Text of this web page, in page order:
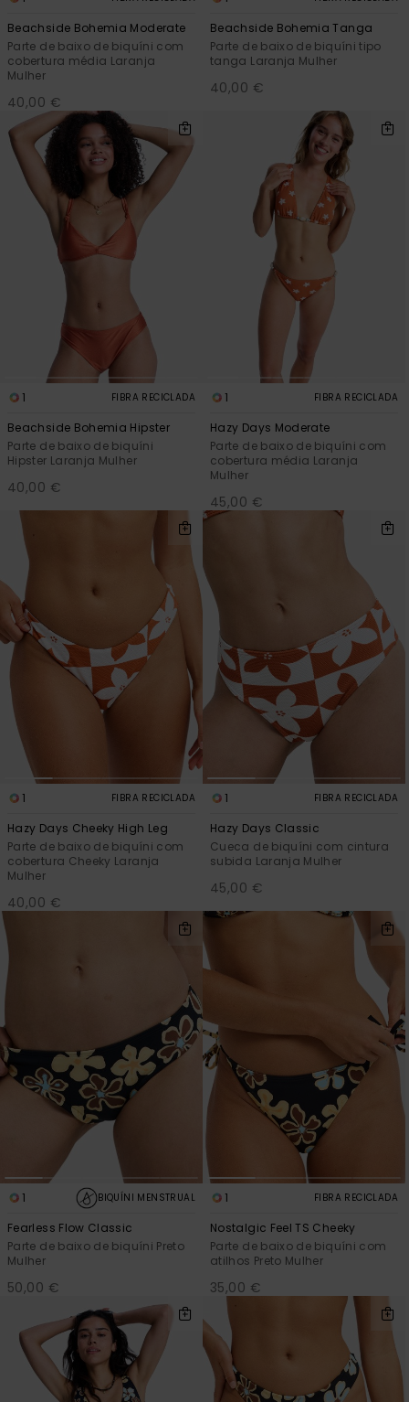
Beachside Bohemia Moderate
Parte de baixo de biquíni com
cobertura média Laranja
Mulher
40,00 €
Beachside Bohemia Tanga
Parte de baixo de biquíni tipo
tanga Laranja Mulher
40,00 €
1 FIBRA RECICLADA
Beachside Bohemia Hipster
Parte de baixo de biquíni
Hipster Laranja Mulher
40,00 €
1 FIBRA RECICLADA
Hazy Days Moderate
Parte de baixo de biquíni com
cobertura média Laranja
Mulher
45,00 €
1 FIBRA RECICLADA
Hazy Days Cheeky High Leg
Parte de baixo de biquíni com
cobertura Cheeky Laranja
Mulher
40,00 €
1 FIBRA RECICLADA
Hazy Days Classic
Cueca de biquíni com cintura
subida Laranja Mulher
45,00 €
1 BIQUÍNI MENSTRUAL
Fearless Flow Classic
Parte de baixo de biquíni Preto
Mulher
50,00 €
1 FIBRA RECICLADA
Nostalgic Feel TS Cheeky
Parte de baixo de biquíni com
atilhos Preto Mulher
35,00 €